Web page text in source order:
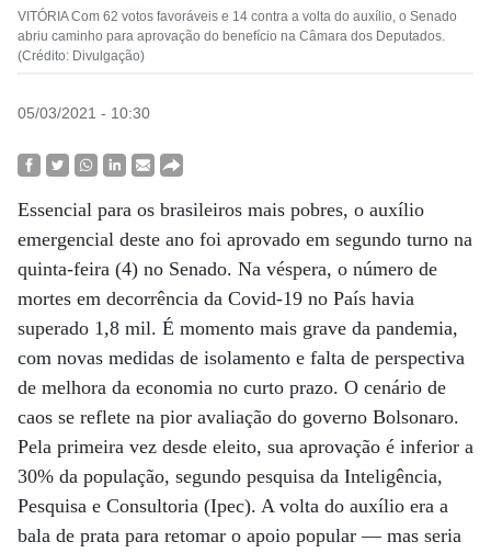
VITÓRIA Com 62 votos favoráveis e 14 contra a volta do auxílio, o Senado
abriu caminho para aprovação do benefício na Câmara dos Deputados.
(Crédito: Divulgação)
05/03/2021 - 10:30
Essencial para os brasileiros mais pobres, o auxílio
emergencial deste ano foi aprovado em segundo turno na
quinta-feira (4) no Senado. Na véspera, o número de
mortes em decorrência da Covid-19 no País havia
superado 1,8 mil. É momento mais grave da pandemia,
com novas medidas de isolamento e falta de perspectiva
de melhora da economia no curto prazo. O cenário de
caos se reflete na pior avaliação do governo Bolsonaro.
Pela primeira vez desde eleito, sua aprovação é inferior a
30% da população, segundo pesquisa da Inteligência,
Pesquisa e Consultoria (Ipec). A volta do auxílio era a
bala de prata para retomar o apoio popular — mas seria